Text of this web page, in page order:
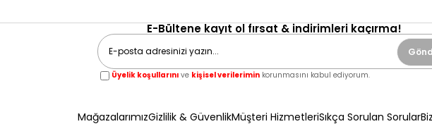
E-Bültene kayıt ol fırsat & indirimleri kaçırma!
Üyelik koşullarını ve kişisel verilerimin korunmasını kabul ediyorum.
MağazalarımızGizlilik & GüvenlikMüşteri HizmetleriSıkça Sorulan Sorular